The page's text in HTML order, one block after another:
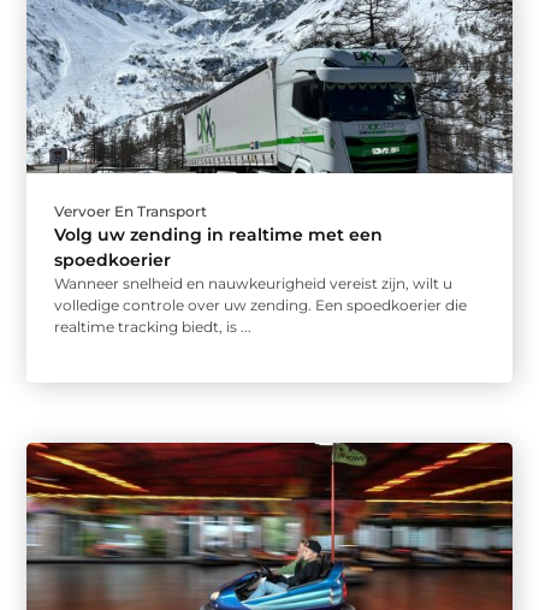
Vervoer En Transport
Volg uw zending in realtime met een
spoedkoerier
Wanneer snelheid en nauwkeurigheid vereist zijn, wilt u
volledige controle over uw zending. Een spoedkoerier die
realtime tracking biedt, is ...